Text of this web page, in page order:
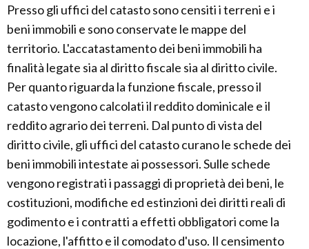
Presso gli uffici del catasto sono censiti i terreni e i
beni immobili e sono conservate le mappe del
territorio. L'accatastamento dei beni immobili ha
finalità legate sia al diritto fiscale sia al diritto civile.
Per quanto riguarda la funzione fiscale, presso il
catasto vengono calcolati il reddito dominicale e il
reddito agrario dei terreni. Dal punto di vista del
diritto civile, gli uffici del catasto curano le schede dei
beni immobili intestate ai possessori. Sulle schede
vengono registrati i passaggi di proprietà dei beni, le
costituzioni, modifiche ed estinzioni dei diritti reali di
godimento e i contratti a effetti obbligatori come la
locazione, l'affitto e il comodato d'uso. Il censimento